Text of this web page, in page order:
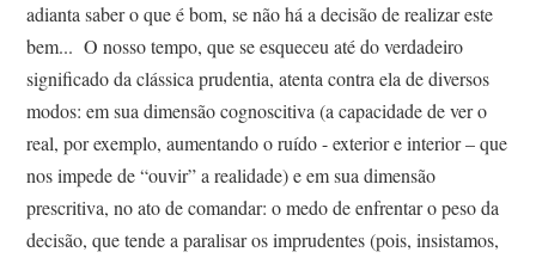
adianta saber o que é bom, se não há a decisão de realizar este
bem... O nosso tempo, que se esqueceu até do verdadeiro
significado da clássica prudentia, atenta contra ela de diversos
modos: em sua dimensão cognoscitiva (a capacidade de ver o
real, por exemplo, aumentando o ruído - exterior e interior – que
nos impede de “ouvir” a realidade) e em sua dimensão
prescritiva, no ato de comandar: o medo de enfrentar o peso da
decisão, que tende a paralisar os imprudentes (pois, insistamos,